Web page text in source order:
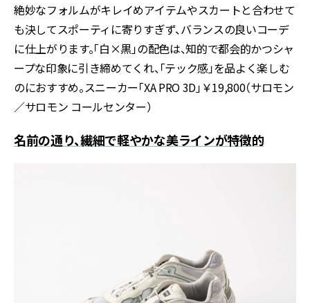
絶妙なフォルムがキレイめアイテムやスカートと合わせて
も決してスポーティに寄りすぎず、バランスの良いコーデ
に仕上がります。「白×黒」の配色は、知的で都会的かつシャ
ープな印象に引き締めてくれ、「テック感」を品よく楽しむ
のにおすすめ。スニーカー「XA PRO 3D」￥19,800（サロモン
／サロモン コールセンター）
名前の通り、繊細で軽やかな美ラインが特徴的